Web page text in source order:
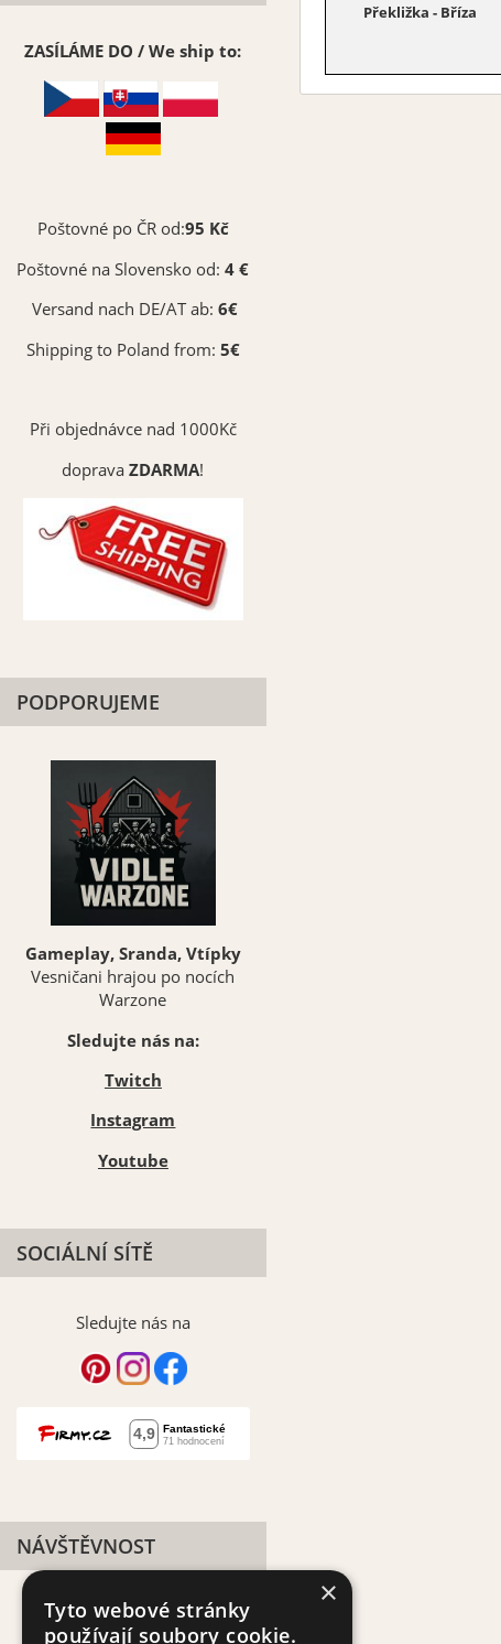
Překližka - Bříza
ZASÍLÁME DO / We ship to:
Poštovné po ČR od:95 Kč
Poštovné na Slovensko od:4 €
Versand nach DE/AT ab:6€
Shipping to Poland from: 5€
Při objednávce nad 1000Kč
dopravaZDARMA!
PODPORUJEME
Gameplay, Sranda, Vtípky
Vesničani hrajou po nocích
Warzone
Sledujte nás na:
Twitch
Instagram
Youtube
SOCIÁLNÍ SÍTĚ
Sledujte nás na
NÁVŠTĚVNOST
×
Tyto webové stránky
používají soubory cookie.